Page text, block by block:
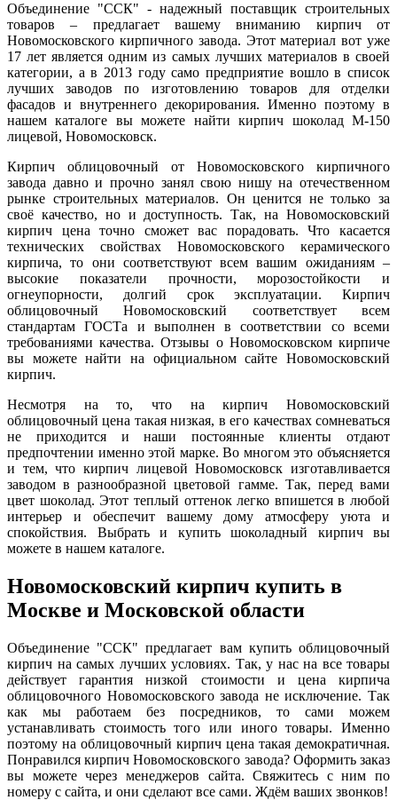
Объединение "ССК" - надежный поставщик строительных
товаров – предлагает вашему вниманию кирпич от
Новомосковского кирпичного завода. Этот материал вот уже
17 лет является одним из самых лучших материалов в своей
категории, а в 2013 году само предприятие вошло в список
лучших заводов по изготовлению товаров для отделки
фасадов и внутреннего декорирования. Именно поэтому в
нашем каталоге вы можете найти кирпич шоколад М-150
лицевой, Новомосковск.
Кирпич облицовочный от Новомосковского кирпичного
завода давно и прочно занял свою нишу на отечественном
рынке строительных материалов. Он ценится не только за
своё качество, но и доступность. Так, на Новомосковский
кирпич цена точно сможет вас порадовать. Что касается
технических свойствах Новомосковского керамического
кирпича, то они соответствуют всем вашим ожиданиям –
высокие показатели прочности, морозостойкости и
огнеупорности, долгий срок эксплуатации. Кирпич
облицовочный Новомосковский соответствует всем
стандартам ГОСТа и выполнен в соответствии со всеми
требованиями качества. Отзывы о Новомосковском кирпиче
вы можете найти на официальном сайте Новомосковский
кирпич.
Несмотря на то, что на кирпич Новомосковский
облицовочный цена такая низкая, в его качествах сомневаться
не приходится и наши постоянные клиенты отдают
предпочтении именно этой марке. Во многом это объясняется
и тем, что кирпич лицевой Новомосковск изготавливается
заводом в разнообразной цветовой гамме. Так, перед вами
цвет шоколад. Этот теплый оттенок легко впишется в любой
интерьер и обеспечит вашему дому атмосферу уюта и
спокойствия. Выбрать и купить шоколадный кирпич вы
можете в нашем каталоге.
Новомосковский кирпич купить в
Москве и Московской области
Объединение "ССК" предлагает вам купить облицовочный
кирпич на самых лучших условиях. Так, у нас на все товары
действует гарантия низкой стоимости и цена кирпича
облицовочного Новомосковского завода не исключение. Так
как мы работаем без посредников, то сами можем
устанавливать стоимость того или иного товары. Именно
поэтому на облицовочный кирпич цена такая демократичная.
Понравился кирпич Новомосковского завода? Оформить заказ
вы можете через менеджеров сайта. Свяжитесь с ним по
номеру с сайта, и они сделают все сами. Ждём ваших звонков!